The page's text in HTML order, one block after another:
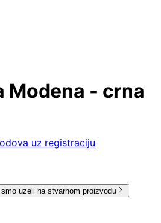
Modena - crna
uz registraciju
uzeli na stvarnom proizvodu